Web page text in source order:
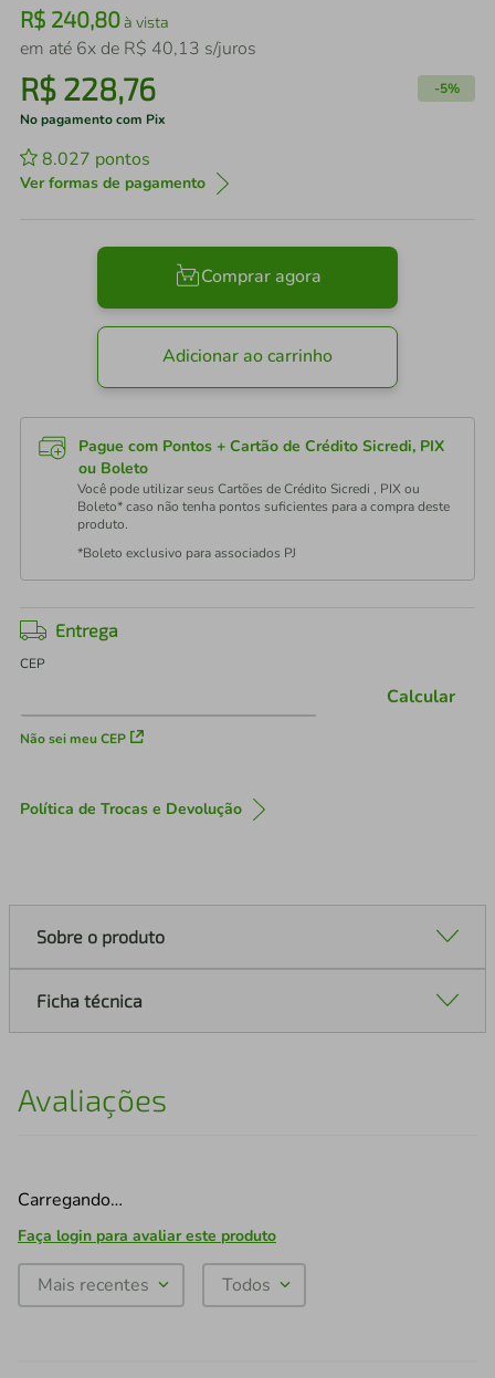
R$ 240,80à vista
em até 6x de R$ 40,13 s/juros
R$ 228,76 -5%
No pagamento com Pix
8.027 pontos
Ver formas de pagamento
Comprar agora
Adicionar ao carrinho
Pague com Pontos + Cartão de Crédito Sicredi, PIX
ou Boleto
Você pode utilizar seus Cartões de Crédito Sicredi , PIX ou
Boleto* caso não tenha pontos suficientes para a compra deste
produto.
*Boleto exclusivo para associados PJ
Entrega
CEP
Não sei meu CEP
Calcular
Política de Trocas e Devolução
Sobre o produto
Ficha técnica
Avaliações
Carregando…
Faça login para avaliar este produto
Mais recentes Todos